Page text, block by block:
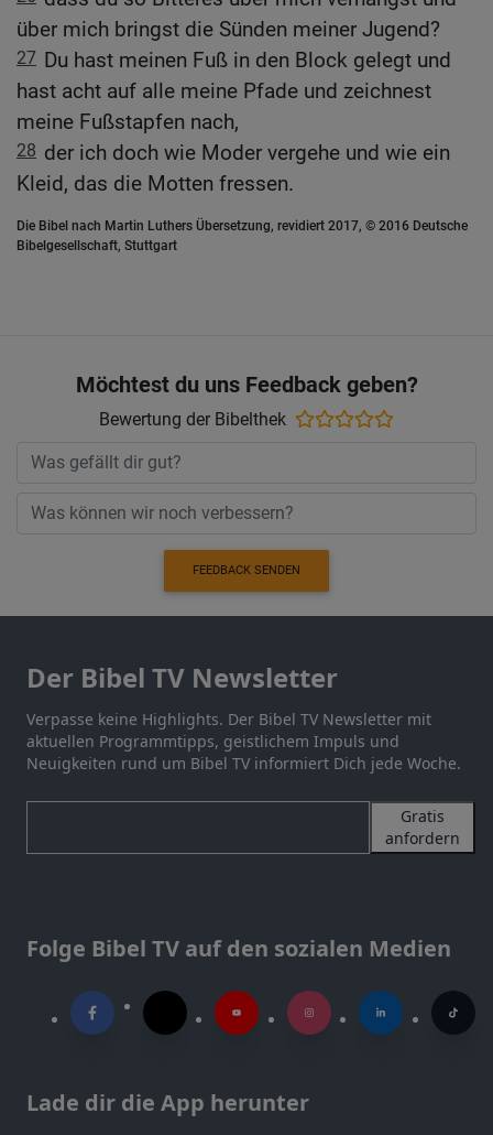
über mich bringst die Sünden meiner Jugend?
27 Du hast meinen Fuß in den Block gelegt und
hast acht auf alle meine Pfade und zeichnest
meine Fußstapfen nach,
28 der ich doch wie Moder vergehe und wie ein
Kleid, das die Motten fressen.
Die Bibel nach Martin Luthers Übersetzung, revidiert 2017, © 2016 Deutsche
Bibelgesellschaft, Stuttgart
Möchtest du uns Feedback geben?
Bewertung der Bibelthek
FEEDBACK SENDEN
Der Bibel TV Newsletter
Verpasse keine Highlights. Der Bibel TV Newsletter mit
aktuellen Programmtipps, geistlichem Impuls und
Neuigkeiten rund um Bibel TV informiert Dich jede Woche.
Gratis
anfordern
Folge Bibel TV auf den sozialen Medien
Lade dir die App herunter